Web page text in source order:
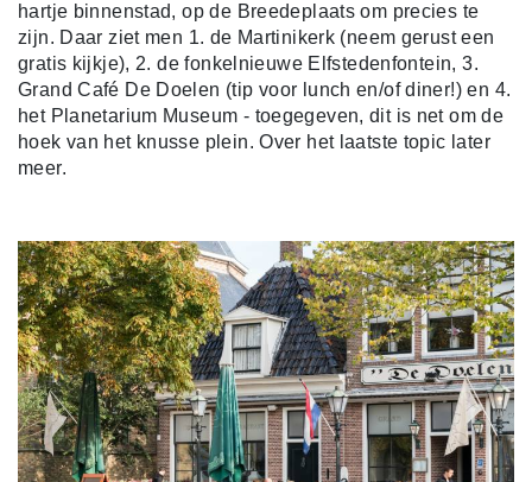
hartje binnenstad, op de Breedeplaats om precies te
zijn. Daar ziet men 1. de Martinikerk (neem gerust een
gratis kijkje), 2. de fonkelnieuwe Elfstedenfontein, 3.
Grand Café De Doelen (tip voor lunch en/of diner!) en 4.
het Planetarium Museum - toegegeven, dit is net om de
hoek van het knusse plein. Over het laatste topic later
meer.